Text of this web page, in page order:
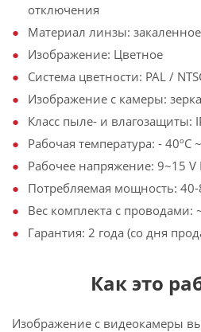
отключения
Материал линзы:
Изображение: Цветное
Система цветности: PAL /
Изображение с камеры:
Класс пыле- и влагозащиты:
Рабочая температура: - 40ºС
Рабочее напряжение: 9~15 V
Потребляемая мощность:
Вес комплекта с проводами:
Гарантия: 2 года (со дня
Как это
Изображение с видеокамеры